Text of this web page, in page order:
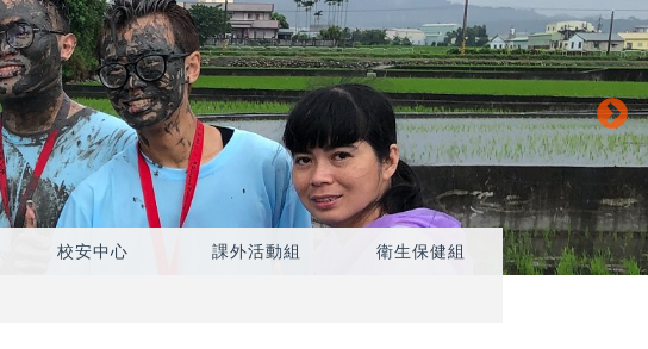
校安中心 課外活動組 衛生保健組